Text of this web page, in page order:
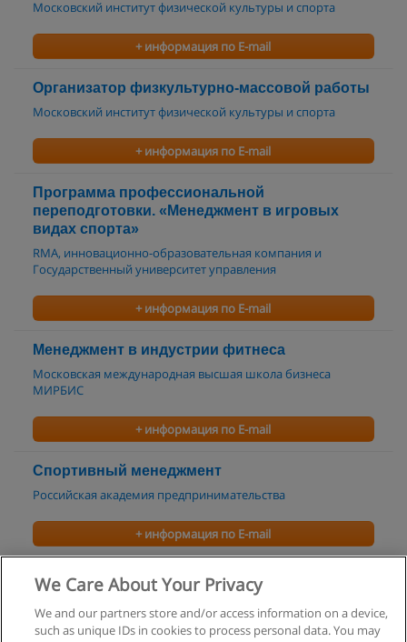
Московский институт физической культуры и спорта
+ информация по E-mail
Организатор физкультурно-массовой работы
Московский институт физической культуры и спорта
+ информация по E-mail
Программа профессиональной
переподготовки. «Менеджмент в игровых
видах спорта»
RMA, инновационно-образовательная компания и
Государственный университет управления
+ информация по E-mail
Менеджмент в индустрии фитнеса
Московская международная высшая школа бизнеса
МИРБИС
+ информация по E-mail
Спортивный менеджмент
Российская академия предпринимательства
+ информация по E-mail
Спортивно-оздоровительный менеджмент
+ информация по E-mail
We Care About Your Privacy
We and our partners store and/or access information on a device,
such as unique IDs in cookies to process personal data. You may